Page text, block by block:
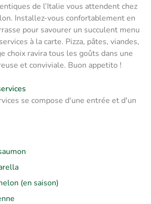
de l’Italie vous attendent chez
Installez-vous confortablement en
pour savourer un succulent menu
à la carte. Pizza, pâtes, viandes,
choix ravira tous les goûts dans une
et conviviale. Buon appetito !
se compose d'une entrée et d'un
(en saison)